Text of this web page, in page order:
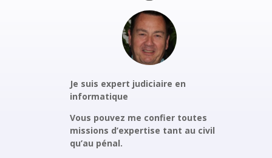
Je suis expert judiciaire en
informatique
Vous pouvez me confier toutes
missions d’expertise tant au civil
qu’au pénal.